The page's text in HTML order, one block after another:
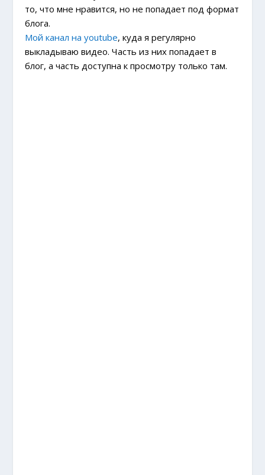
то, что мне нравится, но не попадает под формат
блога.
Мой канал на youtube, куда я регулярно
выкладываю видео. Часть из них попадает в
блог, а часть доступна к просмотру только там.